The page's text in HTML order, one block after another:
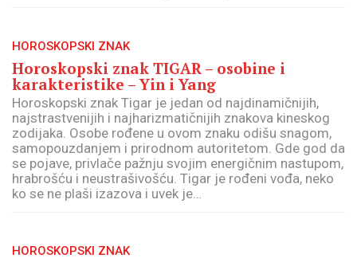
HOROSKOPSKI ZNAK
Horoskopski znak TIGAR – osobine i
karakteristike – Yin i Yang
Horoskopski znak Tigar je jedan od najdinamičnijih,
najstrastvenijih i najharizmatičnijih znakova kineskog
zodijaka. Osobe rođene u ovom znaku odišu snagom,
samopouzdanjem i prirodnom autoritetom. Gde god da
se pojave, privlače pažnju svojim energičnim nastupom,
hrabrošću i neustrašivošću. Tigar je rođeni vođa, neko
ko se ne plaši izazova i uvek je…
HOROSKOPSKI ZNAK